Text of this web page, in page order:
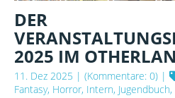
DER
2025 IM
11. Dez 2025 | (Kommentare: 0) |
Fantasy, Horror, Intern,